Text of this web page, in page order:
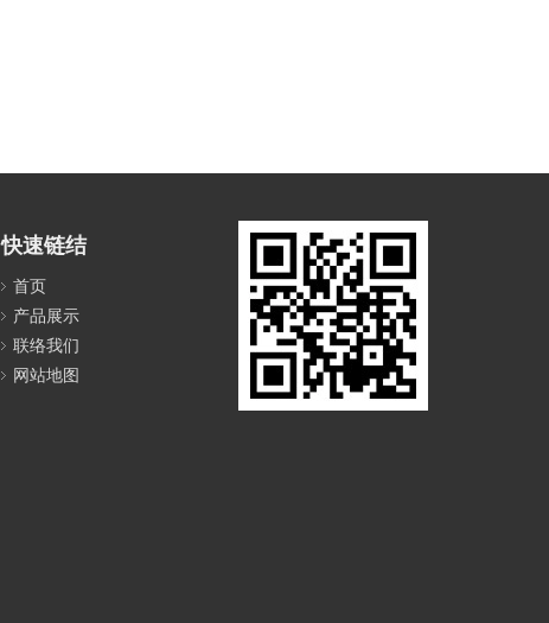
快速链结
首页
产品展示
联络我们
网站地图